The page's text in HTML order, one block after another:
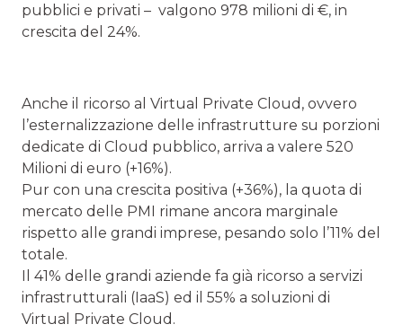
pubblici e privati – valgono 978 milioni di €, in
crescita del 24%.
Anche il ricorso al Virtual Private Cloud, ovvero
l’esternalizzazione delle infrastrutture su porzioni
dedicate di Cloud pubblico, arriva a valere 520
Milioni di euro (+16%).
Pur con una crescita positiva (+36%), la quota di
mercato delle PMI rimane ancora marginale
rispetto alle grandi imprese, pesando solo l’11% del
totale.
Il 41% delle grandi aziende fa già ricorso a servizi
infrastrutturali (IaaS) ed il 55% a soluzioni di
Virtual Private Cloud.